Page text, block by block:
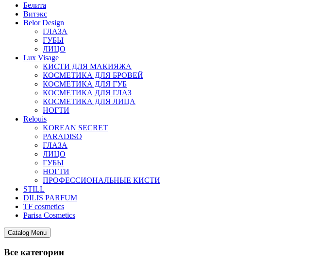
Белита
Витэкс
Belor Design
ГЛАЗА
ГУБЫ
ЛИЦО
Lux Visage
КИСТИ ДЛЯ МАКИЯЖА
КОСМЕТИКА ДЛЯ БРОВЕЙ
КОСМЕТИКА ДЛЯ ГУБ
КОСМЕТИКА ДЛЯ ГЛАЗ
КОСМЕТИКА ДЛЯ ЛИЦА
НОГТИ
Relouis
KOREAN SECRET
PARADISO
ГЛАЗА
ЛИЦО
ГУБЫ
НОГТИ
ПРОФЕССИОНАЛЬНЫЕ КИСТИ
STILL
DILIS PARFUM
TF cosmetics
Parisa Cosmetics
Catalog Menu
Все категории